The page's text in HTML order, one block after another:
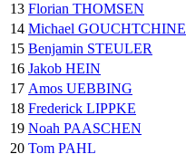
13 Florian THOMSEN
14 Michael GOUCHTCHINE
15 Benjamin STEULER
16 Jakob HEIN
17 Amos UEBBING
18 Frederick LIPPKE
19 Noah PAASCHEN
20 Tom PAHL